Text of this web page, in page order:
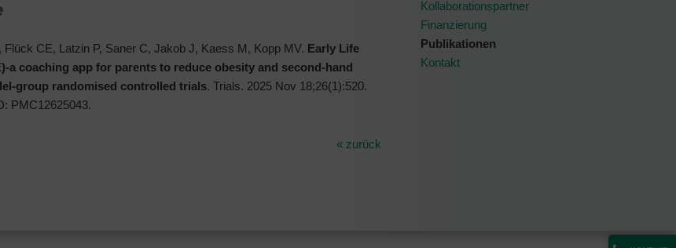
CE, Latzin P, Saner C, Jakob J, Kaess M, Kopp MV. Early Life
a coaching app for parents to reduce obesity and second-hand
group randomised controlled trials. Trials. 2025 Nov 18;26(1):520.
PMC12625043.
« zurück
Kollaborationspartner
Finanzierung
Publikationen
Kontakt